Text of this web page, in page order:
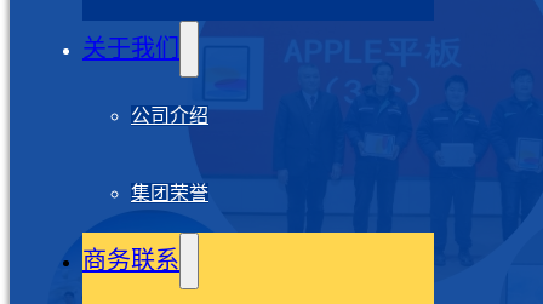
关于我们
公司介绍
集团荣誉
商务联系